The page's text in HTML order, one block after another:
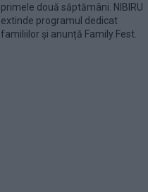
primele două săptămâni. NIBIRU
extinde programul dedicat
familiilor și anunță Family Fest.